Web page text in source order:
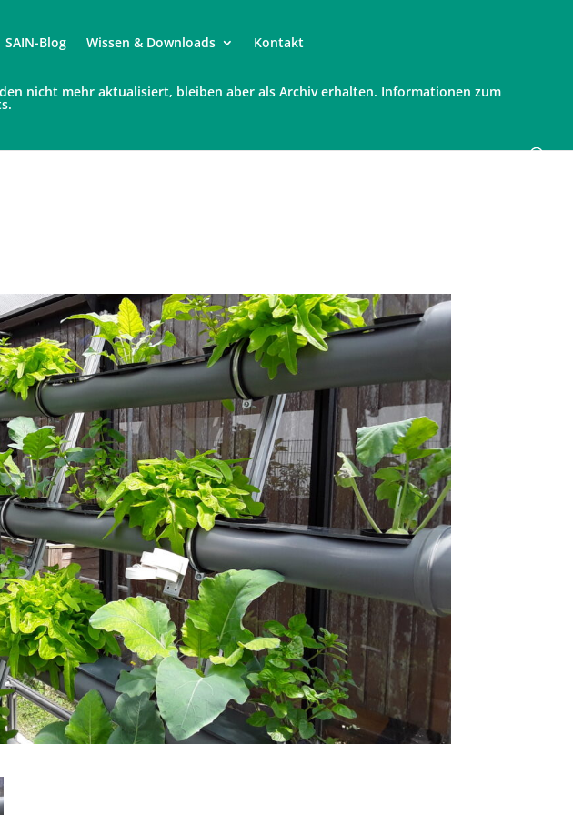
SAIN-Blog Wissen & Downloads Kontakt
nicht mehr aktualisiert, bleiben aber als Archiv erhalten. Informationen zum